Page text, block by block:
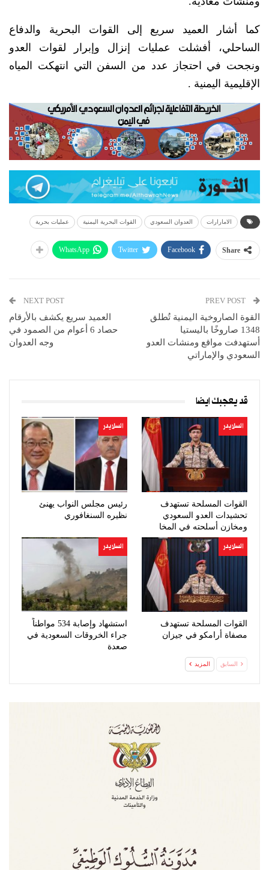
كما أشار العميد سريع إلى القوات البحرية والدفاع
الساحلي، أفشلت عمليات إنزال وإبرار لقوات العدو
ونجحت في احتجاز عدد من السفن التي انتهكت المياه
الإقليمية اليمنية .
الامارارات العدوان السعودي القوات البحرية اليمنية عمليات بحرية
Share
Facebook
Twitter
WhatsApp
القوة الصاروخية اليمنية تُطلق
1348 صاروخًا باليستيا
أستهدفت مواقع ومنشات العدو
السعودي والإماراتي
NEXT POST
العميد سريع يكشف بالأرقام
حصاد 6 أعوام من الصمود في
وجه العدوان
قد يعجبك ايضا
السلايدر
القوات المسلحة تستهدف
تحشيدات العدو السعودي
ومخازن أسلحته في المخا
السلايدر
رئيس مجلس النواب يهنئ
نظيره السنغافوري
السلايدر
القوات المسلحة تستهدف
مصفاة أرامكو في جيزان
السلايدر
استشهاد وإصابة 534 مواطناً
جراء الخروقات السعودية في
صعدة
السابق المزيد